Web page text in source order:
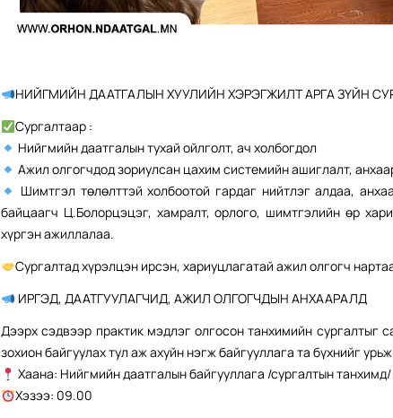
НИЙГМИЙН ДААТГАЛЫН ХУУЛИЙН ХЭРЭГЖИЛТ АРГА ЗҮЙН
Сургалтаар :
Нийгмийн даатгалын тухай ойлголт, ач холбогдол
Ажил олгогчдод зориулсан цахим системийн ашиглалт,
Шимтгэл төлөлттэй холбоотой гардаг нийтлэг алдаа,
байцаагч Ц.Болорцэцэг, хамралт, орлого, шимтгэлийн өр
хүргэн ажиллалаа.
Сургалтад хүрэлцэн ирсэн, хариуцлагатай ажил олгогч
ИРГЭД, ДААТГУУЛАГЧИД, АЖИЛ ОЛГОГЧДЫН АНХААРАЛД
Дээрх сэдвээр практик мэдлэг олгосон танхимийн сургалтыг
зохион байгуулах тул аж ахуйн нэгж байгууллага та бүхнийг
Хаана: Нийгмийн даатгалын байгууллага /сургалтын танхимд/
Хэзээ: 09.00